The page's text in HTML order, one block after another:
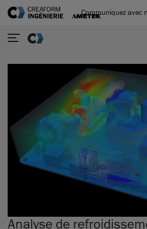
Communiquez avec
Analyse de